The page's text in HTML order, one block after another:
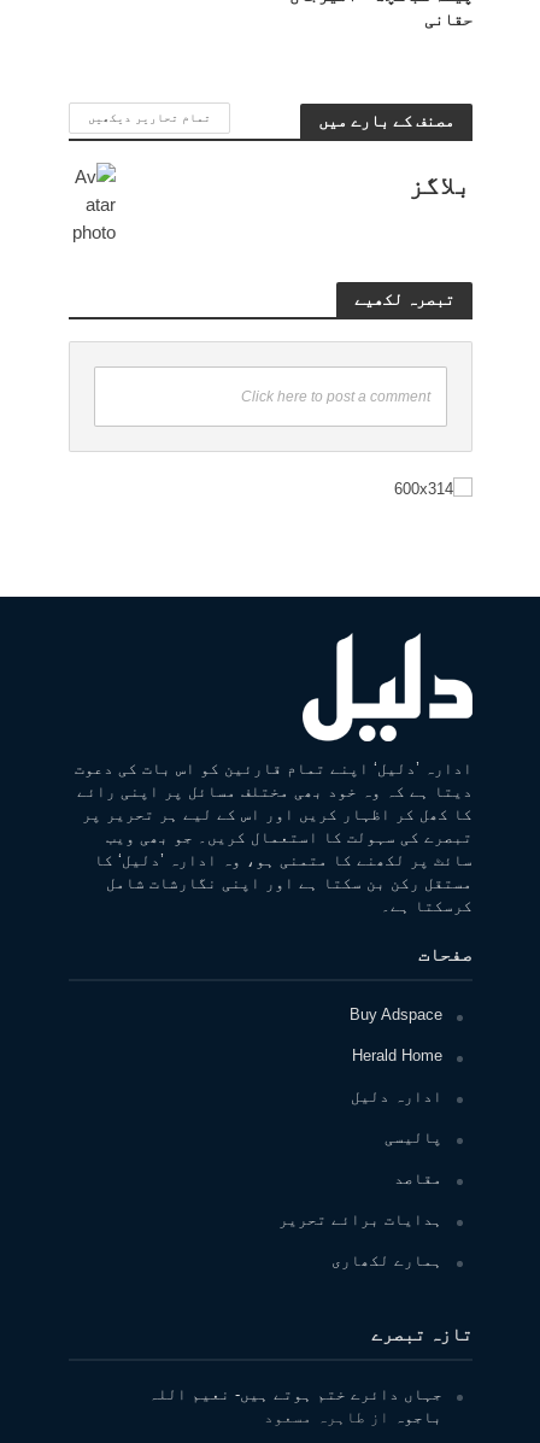
حقانی
مصنف کے بارے میں تمام تحاریر دیکھیں
بلاگز
تبصرہ لکھیے
Click here to post a comment
ادارہ ’دلیل‘ اپنے تمام قارئین کو اس بات کی دعوت
دیتا ہے کہ وہ خود بھی مختلف مسائل پر اپنی رائے
کا کھل کر اظہار کریں اور اس کے لیے ہر تحریر پر
تبصرے کی سہولت کا استعمال کریں۔ جو بھی ویب
سائٹ پر لکھنے کا متمنی ہو، وہ ادارہ ’دلیل‘ کا
مستقل رکن بن سکتا ہے اور اپنی نگارشات شامل
کرسکتا ہے۔
صفحات
Buy Adspace
Herald Home
ادارہ دلیل
پالیسی
مقاصد
ہدایات برائے تحریر
ہمارے لکھاری
تازہ تبصرے
جہاں دائرے ختم ہوتے ہیں- نعیم اللہ
باجوہ
از طاہرہ مسعود